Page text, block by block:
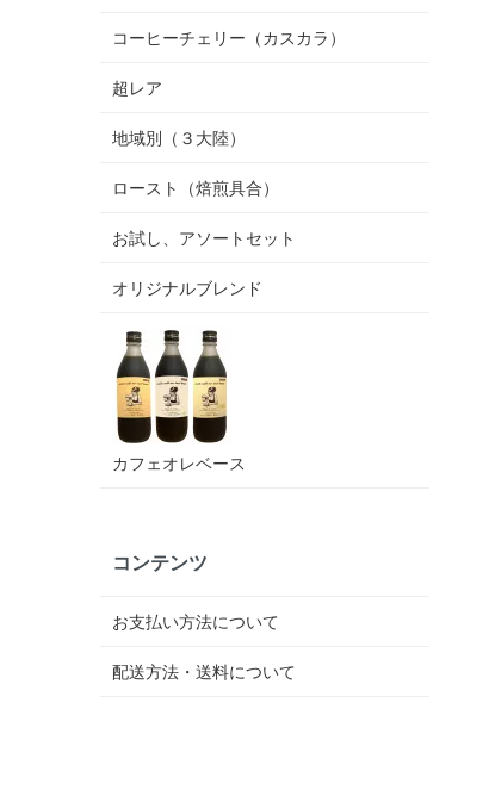
コーヒーチェリー（カスカラ）
超レア
地域別（３大陸）
ロースト（焙煎具合）
お試し、アソートセット
オリジナルブレンド
カフェオレベース
コンテンツ
お支払い方法について
配送方法・送料について